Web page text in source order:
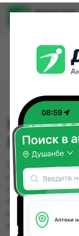
Доруи ман
КОЛГЕЙТ
купить или
Аслфарм №3,
цене от 8.00
других городах